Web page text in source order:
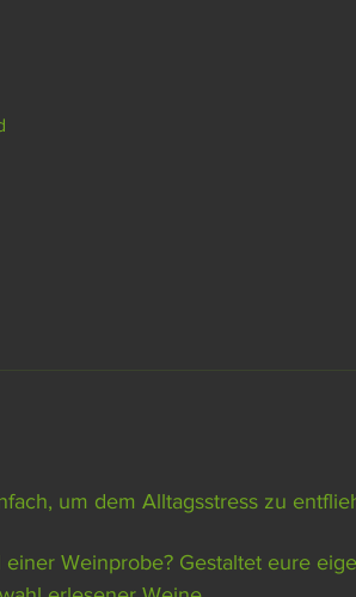
um dem Alltagsstress zu